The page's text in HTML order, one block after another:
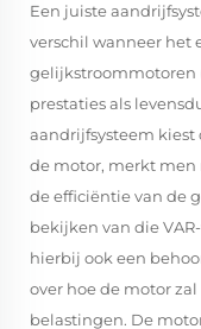
Een juiste
verschil wanneer het
gelijkstroommotoren
prestaties als
aandrijfsysteem
de motor, merkt
de efficiëntie van de
bekijken van die
hierbij ook een
over hoe de motor
belastingen. De